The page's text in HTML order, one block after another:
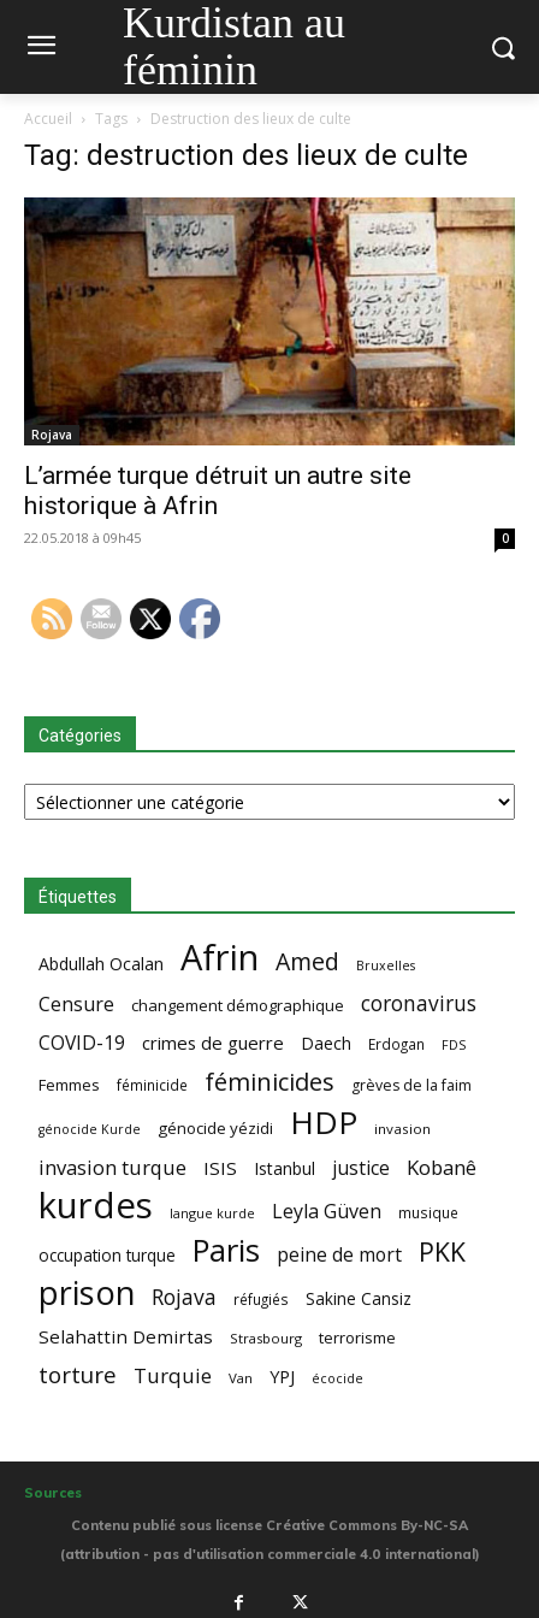
Kurdistan au
féminin
Accueil Tags Destruction des lieux de culte
Tag: destruction des lieux de culte
Rojava
L’armée turque détruit un autre site
historique à Afrin
22.05.2018 à 09h45 0
Catégories
Catégories
Étiquettes
Abdullah Ocalan Afrin Amed Bruxelles
Censure changement démographique coronavirus
COVID-19 crimes de guerre Daech Erdogan FDS
Femmes féminicide féminicides grèves de la faim
génocide Kurde génocide yézidi HDP invasion
invasion turque ISIS Istanbul justice Kobanê
kurdes langue kurde Leyla Güven musique
occupation turque Paris peine de mort PKK
prison Rojava réfugiés Sakine Cansiz
Selahattin Demirtas Strasbourg terrorisme
torture Turquie Van YPJ écocide
Sources
Contenu publié sous license Créative Commons By-NC-SA
(attribution - pas d'utilisation commerciale 4.0 international)